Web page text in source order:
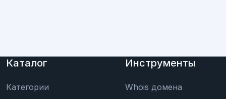
Каталог
Категории
Инструменты
Whois домена